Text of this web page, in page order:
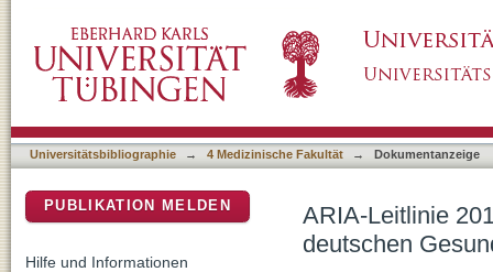
Universitätsbibliographie → 4 Medizinische Fakultät → Dokumentanzeige
ARIA-Leitlinie
deutschen
PUBLIKATION MELDEN
Hilfe und Informationen